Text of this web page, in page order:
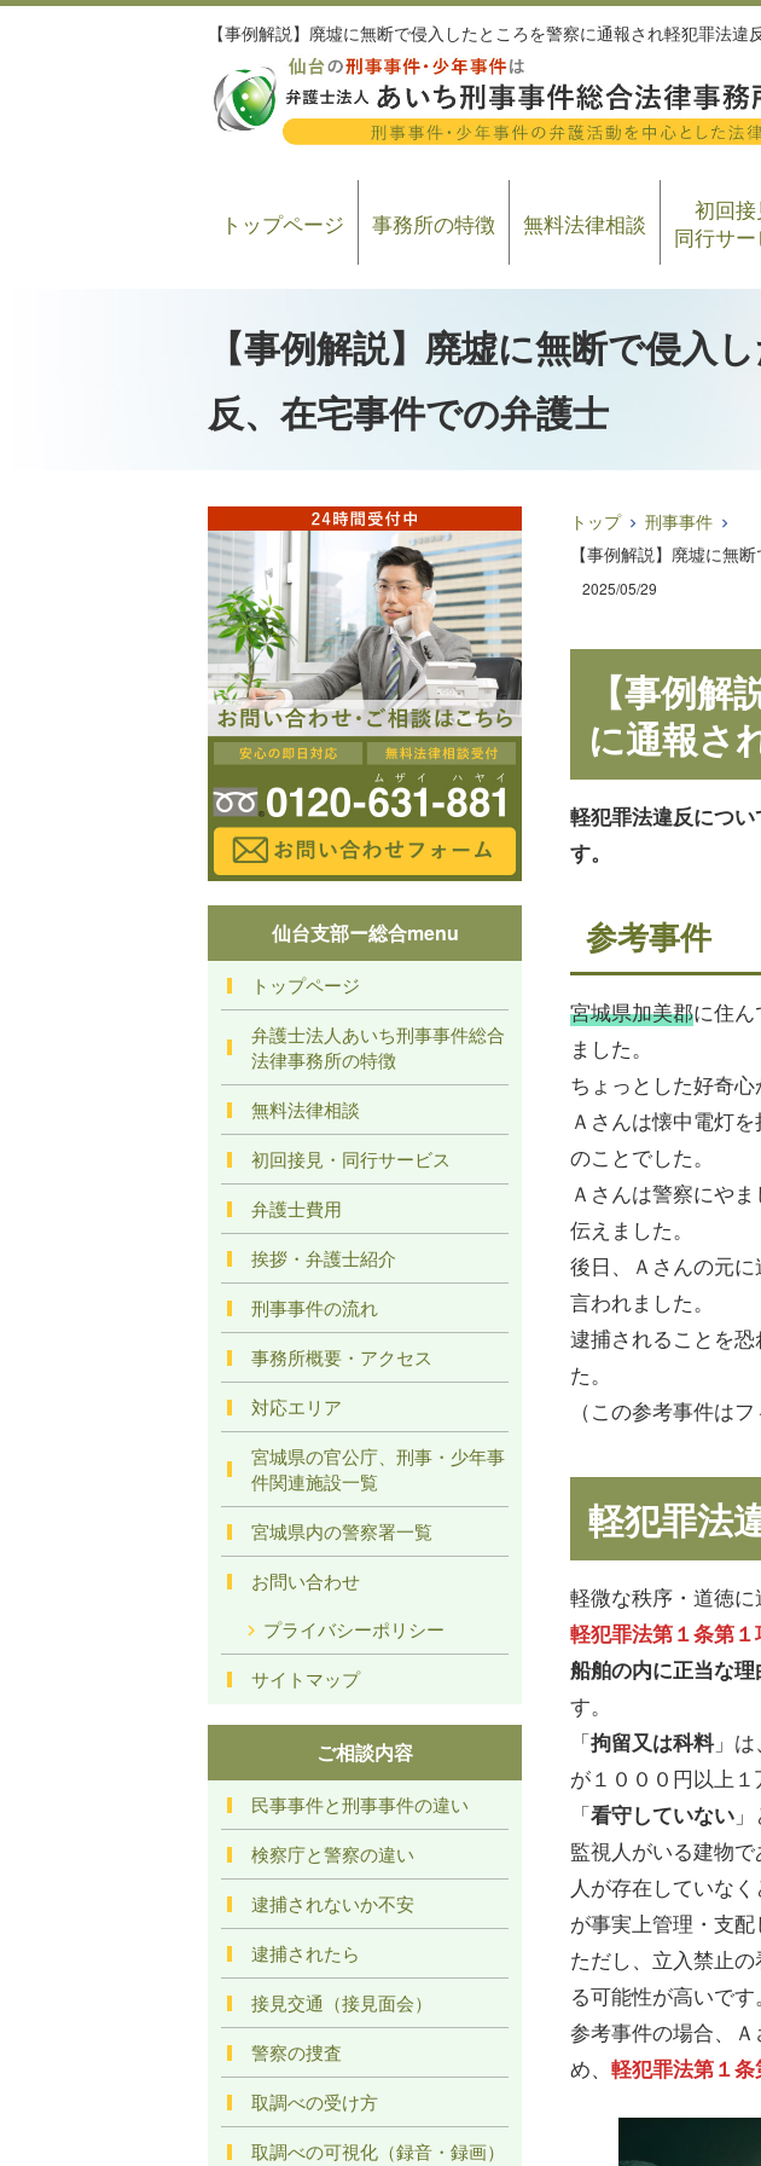
【事例解説】廃墟に無断で侵入したところを警察に通報され軽犯罪法違
トップページ 事務所の特徴 無料法律相談
初回接
同行サー
【事例解説】廃墟に無断で侵入
反、在宅事件での弁護士
トップ
刑事事件
【事例解説】廃墟に無
2025/05/29
【事例
に通報さ
軽犯罪法違反につ
す。
参考事件
宮城県加美郡に住
ました。
ちょっとした好奇
Ａさんは懐中電灯
のことでした。
Ａさんは警察にや
伝えました。
後日、Ａさんの元に
言われました。
逮捕されることを
た。
（この参考事件は
軽犯罪法
軽微な秩序・道徳に
軽犯罪法第１条第１
船舶の内に正当な
す。
「拘留又は科料」は
が１０００円以上１
「看守していない
監視人がいる建物
人が存在していな
が事実上管理・支配
ただし、立入禁止
る可能性が高いです。
参考事件の場合、Ａ
め、 軽犯罪法第１
仙台支部ー総合menu
トップページ
弁護士法人あいち刑事事件総合
法律事務所の特徴
無料法律相談
初回接見・同行サービス
弁護士費用
挨拶・弁護士紹介
刑事事件の流れ
事務所概要・アクセス
対応エリア
宮城県の官公庁、刑事・少年事
件関連施設一覧
宮城県内の警察署一覧
お問い合わせ
プライバシーポリシー
サイトマップ
ご相談内容
民事事件と刑事事件の違い
検察庁と警察の違い
逮捕されないか不安
逮捕されたら
接見交通（接見面会）
警察の捜査
取調べの受け方
取調べの可視化（録音・録画）